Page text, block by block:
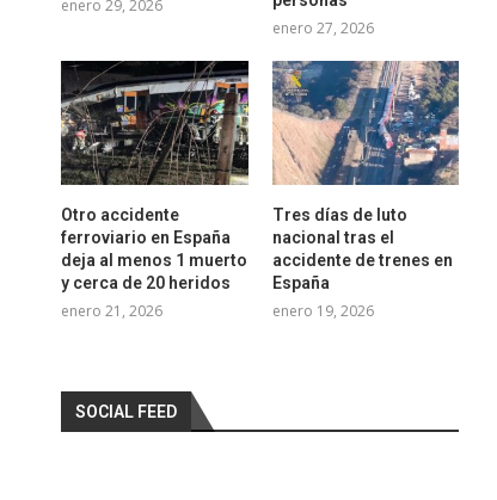
enero 29, 2026
enero 27, 2026
Otro accidente
ferroviario en España
deja al menos 1 muerto
y cerca de 20 heridos
enero 21, 2026
Tres días de luto
nacional tras el
accidente de trenes en
España
enero 19, 2026
SOCIAL FEED